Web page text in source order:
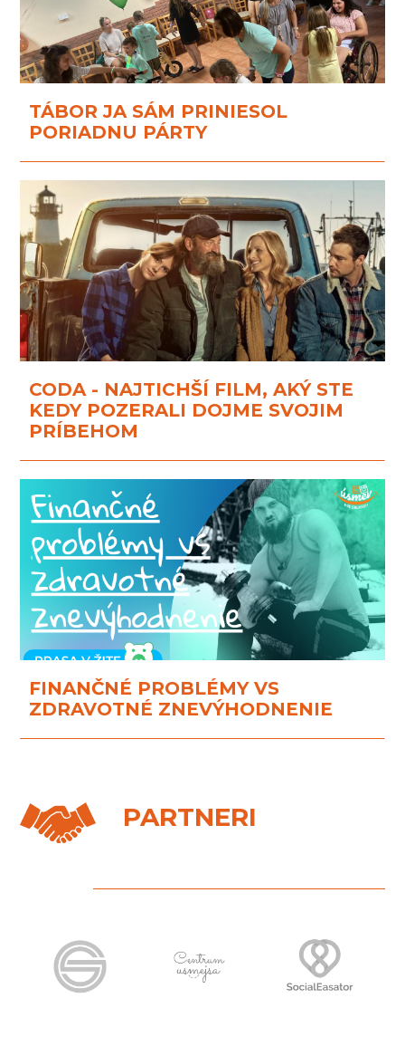
TÁBOR JA SÁM PRINIESOL
PORIADNU PÁRTY
CODA - NAJTICHŠÍ FILM, AKÝ STE
KEDY POZERALI DOJME SVOJIM
PRÍBEHOM
FINANČNÉ PROBLÉMY VS
ZDRAVOTNÉ ZNEVÝHODNENIE
PARTNERI